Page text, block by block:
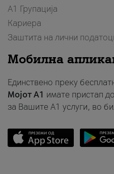
А1 Групација
Кариера
Заштита на лични
Мобилна
Единствено преку
Мојот A1 имате пристап
за Вашите A1 услуги, во